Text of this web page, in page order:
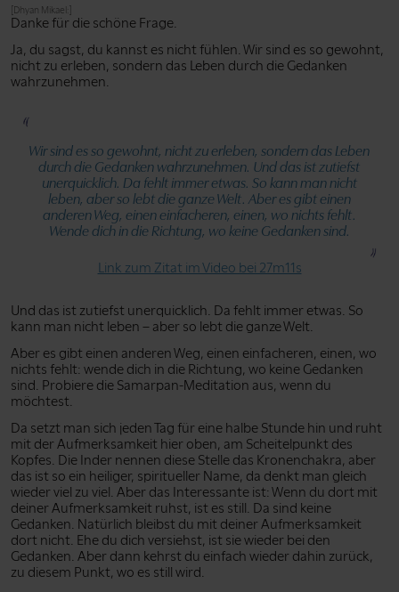
[Dhyan Mikael:]
Danke für die schöne Frage.
Ja, du sagst, du kannst es nicht fühlen. Wir sind es so gewohnt,
nicht zu erleben, sondern das Leben durch die Gedanken
wahrzunehmen.
Wir sind es so gewohnt, nicht zu erleben, sondern das Leben
durch die Gedanken wahrzunehmen. Und das ist zutiefst
unerquicklich. Da fehlt immer etwas. So kann man nicht
leben, aber so lebt die ganze Welt. Aber es gibt einen
anderen Weg, einen einfacheren, einen, wo nichts fehlt.
Wende dich in die Richtung, wo keine Gedanken sind.
Link zum Zitat im Video bei 27m11s
Und das ist zutiefst unerquicklich. Da fehlt immer etwas. So
kann man nicht leben – aber so lebt die ganze Welt.
Aber es gibt einen anderen Weg, einen einfacheren, einen, wo
nichts fehlt: wende dich in die Richtung, wo keine Gedanken
sind. Probiere die Samarpan-Meditation aus, wenn du
möchtest.
Da setzt man sich jeden Tag für eine halbe Stunde hin und ruht
mit der Aufmerksamkeit hier oben, am Scheitelpunkt des
Kopfes. Die Inder nennen diese Stelle das Kronenchakra, aber
das ist so ein heiliger, spiritueller Name, da denkt man gleich
wieder viel zu viel. Aber das Interessante ist: Wenn du dort mit
deiner Aufmerksamkeit ruhst, ist es still. Da sind keine
Gedanken. Natürlich bleibst du mit deiner Aufmerksamkeit
dort nicht. Ehe du dich versiehst, ist sie wieder bei den
Gedanken. Aber dann kehrst du einfach wieder dahin zurück,
zu diesem Punkt, wo es still wird.